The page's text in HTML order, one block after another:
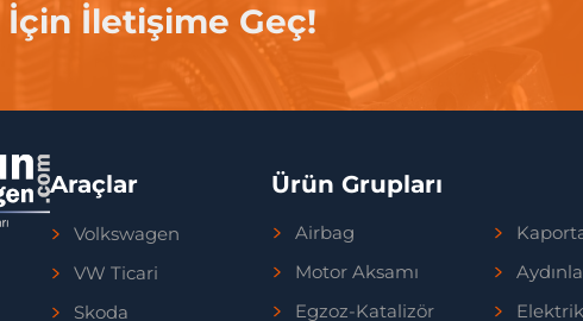
İletişime Geç!
Araçlar
Volkswagen
VW Ticari
Skoda
Ürün Grupları
Airbag
Motor Aksamı
Egzoz-Katalizör